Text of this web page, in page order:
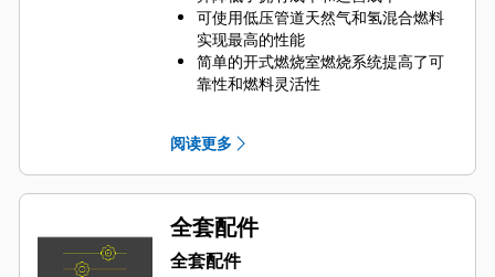
可使用低压管道天然气和氢混合燃料
实现最高的性能
简单的开式燃烧室燃烧系统提高了可
靠性和燃料灵活性
效率
一个电子控制模块可管理所有发动机
功能：点火、调速、空燃比控制和发
动机保护
阅读更多
全套配件
全套配件